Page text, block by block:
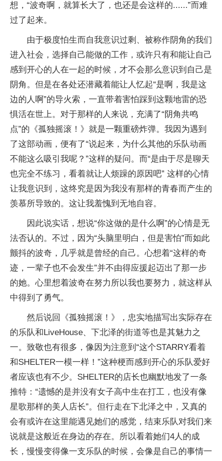
想，“波奇啊，就算长大了，也还是会这样的......”而难
过了起来。
由于极度怕生而自我意识过剩、被称作阴角的我们
进入社会，选择自己能做的工作，或许只有和能让自己
感到开心的人在一起的时候，才不会那么意识到自己是
阴角。但是在各处还潜藏着能让人忆起“是啊，我是这
边的人啊”的导火索，一直带着害怕踩到这颗地雷的恐
惧活在世上。对于那样的人来说，充满了“阴角共鸣
点”的《孤独摇滚！》就是一颗重磅炸弹。我因为遇到
了这部动画，便有了“说起来，为什么其他的乐队动画
不能这么吸引我呢？”这样的疑问。而“是由于尽是聊天
也完全不练习，看着就让人烦躁的原因吧” 这样的心情
让我意识到，这终究是因为我没有那样的青春而产生的
羡慕所导致的。这让我羞愧到无地自容。
因此说实话，想说“你这做的是什么啊”的心情是无
法否认的。不过，因为“头脑里明白，但是害怕”而如此
颤抖的波奇，几乎就是曾经的自己。心想着“这样的奇
迹，一辈子也不会发生”并不由得应援起迈出了那一步
的她。心里想着波奇在努力所以我也要努力，就这样从
中得到了勇气。
然后说回《孤独摇滚！》，忠实地描写出实际存在
的乐队和LiveHouse、下北泽的街道等也是其魅力之
一。致敬也有很多，像因为注意到“这个STARRY看着
和SHELTER一模一样！”这种梗而感到开心的乐队爱好
者应该也有不少。SHELTER的店长也幽默地发了一条
推特：“遗憾的是并没有女子高中生在打工，也没有像
星歌那样的美人店长”。但行走在下北泽之中，又真的
会有或许在这里能遇见她们的感觉，结束乐队对我们来
说就是这般近在身边的存在。所以看着她们4人的成
长，慢慢变得像一支乐队的时候，会像是自己的事情一